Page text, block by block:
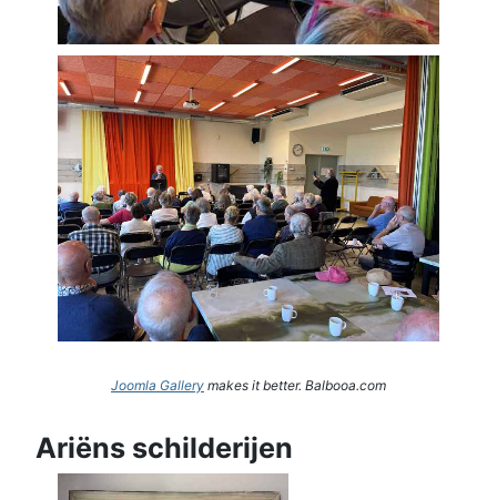
Joomla Gallery makes it better. Balbooa.com
Ariëns schilderijen